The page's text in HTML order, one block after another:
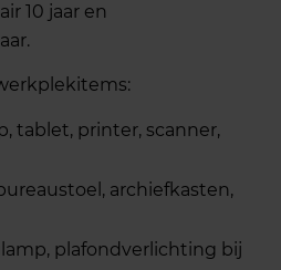
10 jaar en
tablet, printer, scanner,
archiefkasten,
plafondverlichting bij